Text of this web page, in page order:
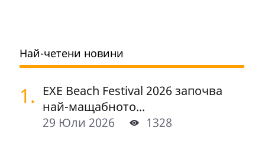
Най-четени новини
1. EXE Beach Festival 2026 започва
най-мащабното...
29 Юли 2026
1328